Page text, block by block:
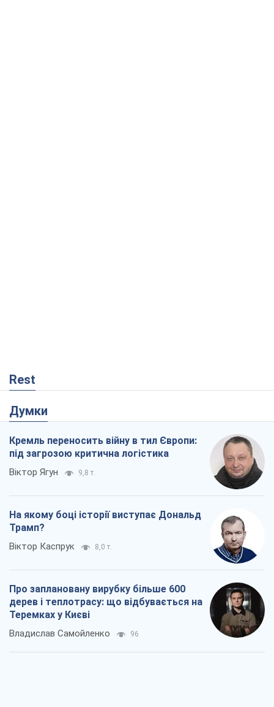
Rest
Думки
Кремль переносить війну в тил Європи:
під загрозою критична логістика
Віктор Ягун 9,8 т.
На якому боці історії виступає Дональд
Трамп?
Віктор Каспрук 8,0 т.
Про заплановану вирубку більше 600
дерев і теплотрасу: що відбувається на
Теремках у Києві
Владислав Самойленко 96